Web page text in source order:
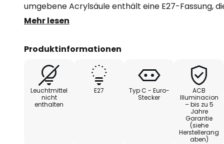
umgebene Acrylsäule enthält eine E27-Fassung,
Wahl bestückt werden kann. Es wird der Einsatz
gewährleisten.
Mehr lesen
Produktinformationen
Leuchtmittel
nicht
enthalten
E27
Typ C - Euro-
Stecker
ACB
Illuminacion
– bis zu 5
Jahre
Garantie
(siehe
Herstellerang
aben)